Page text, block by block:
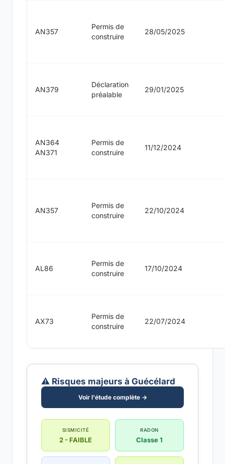
AN357
Permis de
construire
28/05/2025
AN379
Déclaration
préalable
29/01/2025
AN364
AN371
Permis de
construire
11/12/2024
AN357
Permis de
construire
22/10/2024
AL86
Permis de
construire
17/10/2024
AX73
Permis de
construire
22/07/2024
⚠️ Risques majeurs à Guécélard
Voir l'étude complète →
SISMICITÉ
2 - FAIBLE
RADON
Classe 1